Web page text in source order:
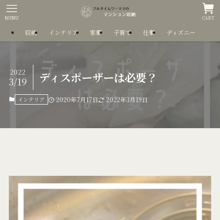
CART
MENU
収納 インテリア 家事 子育て 仕事 ディズニー
ディスポーザーは必要？
2022
3/19
インテリア 2020年7月17日 2022年3月19日